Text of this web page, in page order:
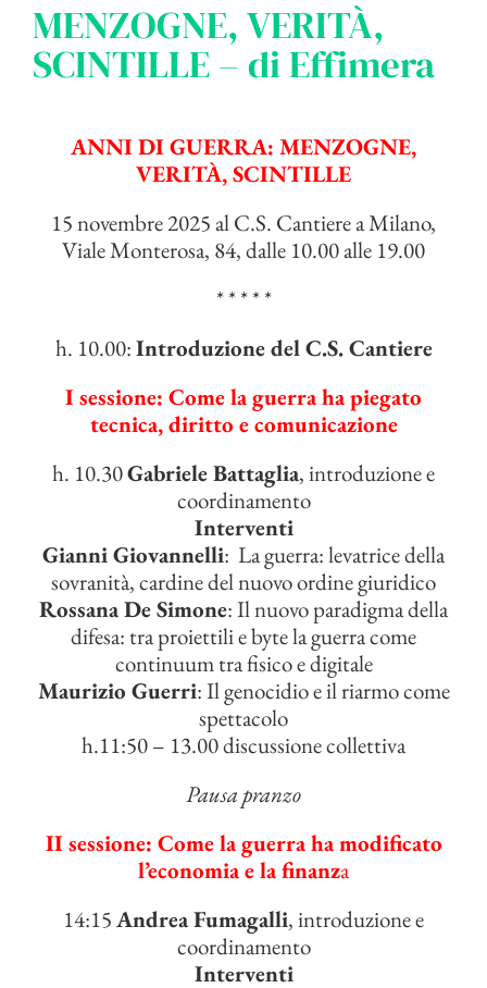
MENZOGNE, VERITÀ,
SCINTILLE – di Effimera
ANNI DI GUERRA: MENZOGNE,
VERITÀ, SCINTILLE
15 novembre 2025 al C.S. Cantiere a Milano,
Viale Monterosa, 84, dalle 10.00 alle 19.00
* * * * *
h. 10.00:Introduzione del C.S. Cantiere
I sessione: Come la guerra ha piegato
tecnica, diritto e comunicazione
h. 10.30Gabriele Battaglia, introduzione e
coordinamento
Interventi
Gianni Giovannelli: La guerra: levatrice della
sovranità, cardine del nuovo ordine giuridico
Rossana De Simone: Il nuovo paradigma della
difesa: tra proiettili e byte la guerra come
continuum tra fisico e digitale
Maurizio Guerri: Il genocidio e il riarmo come
spettacolo
h.11:50 – 13.00 discussione collettiva
Pausa pranzo
II sessione: Come la guerra ha modificato
l’economia e la finanza
14:15Andrea Fumagalli, introduzione e
coordinamento
Interventi